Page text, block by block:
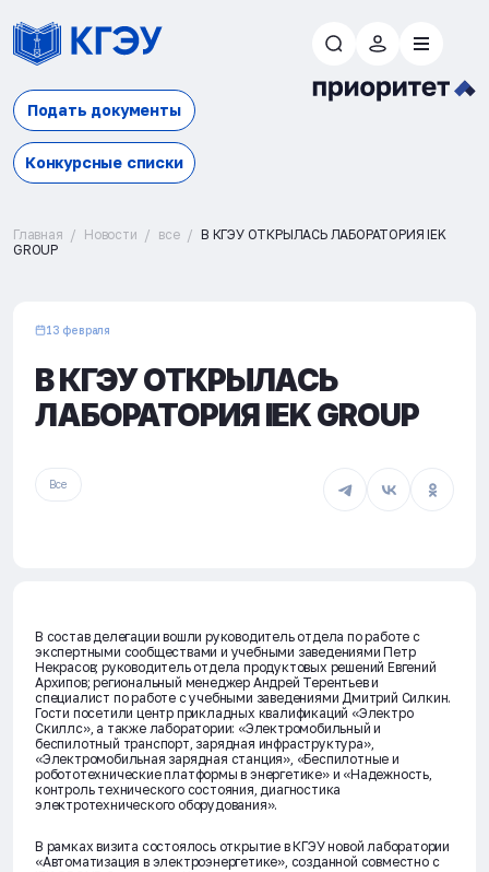
Подать документы
Конкурсные списки
Главная Новости все
В КГЭУ ОТКРЫЛАСЬ ЛАБОРАТОРИЯ IEK
GROUP
13 февраля
В КГЭУ ОТКРЫЛАСЬ
ЛАБОРАТОРИЯ IEK GROUP
Все
В состав делегации вошли руководитель отдела по работе с
экспертными сообществами и учебными заведениями Петр
Некрасов; руководитель отдела продуктовых решений Евгений
Архипов; региональный менеджер Андрей Терентьев и
специалист по работе с учебными заведениями Дмитрий Силкин.
Гости посетили центр прикладных квалификаций «Электро
Скиллс», а также лаборатории: «Электромобильный и
беспилотный транспорт, зарядная инфраструктура»,
«Электромобильная зарядная станция», «Беспилотные и
робототехнические платформы в энергетике» и «Надежность,
контроль технического состояния, диагностика
электротехнического оборудования».
В рамках визита состоялось открытие в КГЭУ новой лаборатории
«Автоматизация в электроэнергетике», созданной совместно с